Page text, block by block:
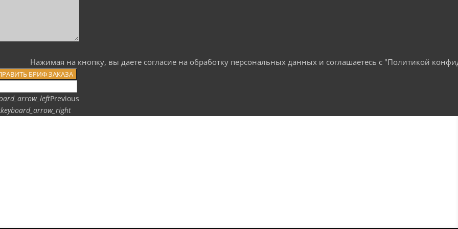
Нажимая на кнопку, вы даете согласие на обработку персональных данных и соглашаетесь c "Политикой
БРИФ ЗАКАЗА
Previous
keyboard_arrow_right